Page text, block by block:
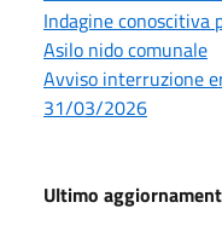
Indagine conoscitiva
Asilo nido comunale
Avviso interruzione
31/03/2026
Ultimo